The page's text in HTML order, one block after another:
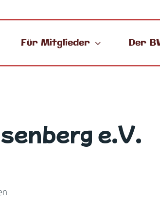
Für Mitglieder Der
e.V.